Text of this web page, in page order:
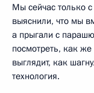
Мы сейчас только
выяснили, что мы
а прыгали с
посмотреть, как
выглядит, как
технология.